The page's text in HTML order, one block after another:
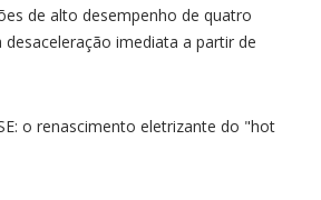
de alto desempenho de quatro
imediata a partir de